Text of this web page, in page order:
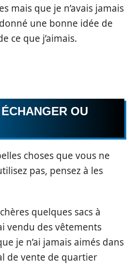
mais que je n’avais jamais
une bonne idée de
ce que j’aimais.
OU
choses que vous ne
pas, pensez à les
quelques sacs à
vendu des vêtements
je n’ai jamais aimés dans
de vente de quartier